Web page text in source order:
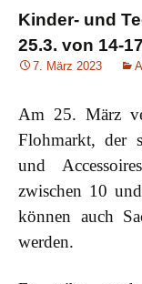
Kinder- und
25.3. von 14-
7. März 2023
Am 25. März
Flohmarkt, der
und
zwischen 10
können auch
werden.